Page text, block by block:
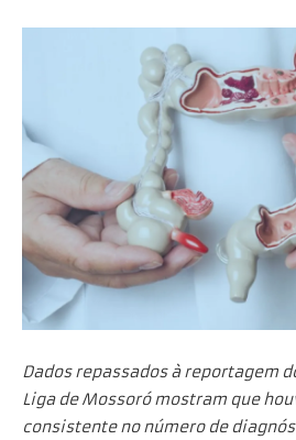
Dados repassados à reportagem
Liga de Mossoró mostram que
consistente no número de